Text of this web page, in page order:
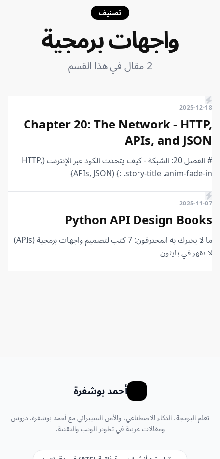
تصنيف
واجهات برمجية
2 مقال في هذا القسم
2025-12-18
Chapter 20: The Network - HTTP,
APIs, and JSON
# الفصل 20: الشبكة - كيف يتحدث الكود عبر الإنترنت (HTTP,
APIs, JSON) {: .story-title .anim-fade-in}
2025-11-07
Python API Design Books
ما لا يخبرك به المحترفون: 7 كتب لتصميم واجهات برمجية (APIs)
لا تقهر في بايثون
أحمد بوشفرة
تعلم البرمجة، الذكاء الاصطناعي، والأمن السيبراني مع أحمد بوشفرة. دروس
ومقالات عربية في تطوير الويب والتقنية.